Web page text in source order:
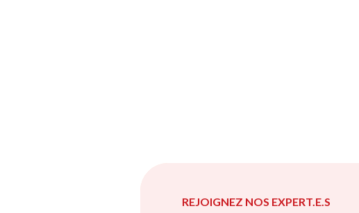
REJOIGNEZ NOS EXPERT.E.S